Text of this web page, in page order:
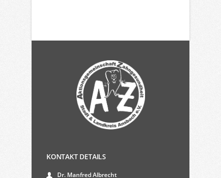
KONTAKT DETAILS
Dr. Manfred Albrecht